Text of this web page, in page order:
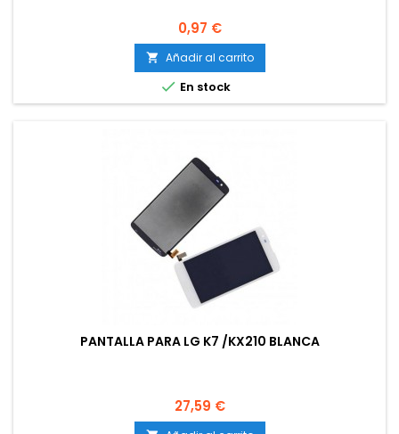
Precio
0,97 €
 Añadir al carrito
 En stock
PANTALLA PARA LG K7 /KX210 BLANCA
Precio
27,59 €